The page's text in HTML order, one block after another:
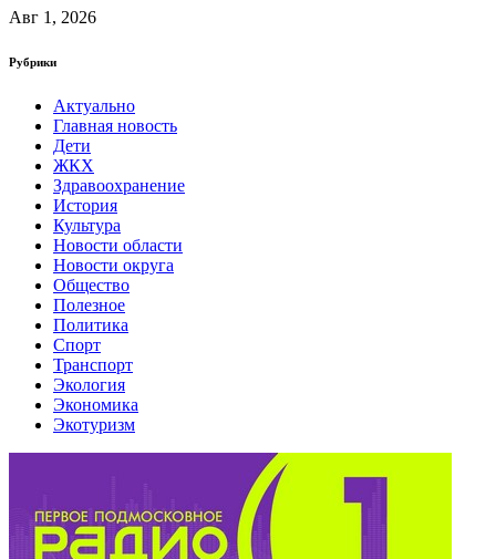
Авг 1, 2026
Рубрики
Актуально
Главная новость
Дети
ЖКХ
Здравоохранение
История
Культура
Новости области
Новости округа
Общество
Полезное
Политика
Спорт
Транспорт
Экология
Экономика
Экотуризм